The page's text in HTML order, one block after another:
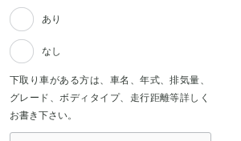
あり
なし
下取り車がある方は、車名、年式、排気量、
グレード、ボディタイプ、走行距離等詳しく
お書き下さい。